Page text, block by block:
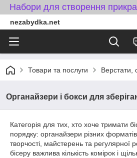
Набори для створення
nezabydka.net
Товари та послуги Верстати,
Органайзери і бокси для
Категорія для тих, хто хоче тримати
порядку: органайзери різних
творчості, майстерень та регулярної
бісеру важлива кількість комірок і